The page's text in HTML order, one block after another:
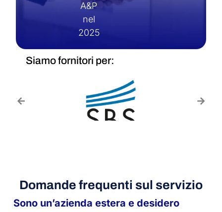
A&P
nel
2025
Siamo fornitori per:
Domande frequenti sul servizio
Sono un’azienda estera e desidero